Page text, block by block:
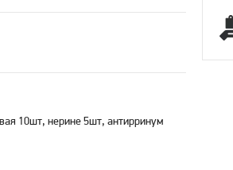
10шт, нерине 5шт, антирринум